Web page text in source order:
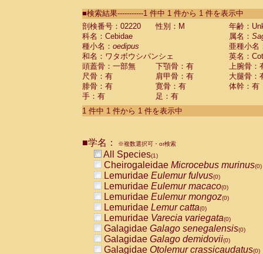
CebidaeSaguinus labiatus(0)
Cebidae Saguinus leucopus (0)
Cebidae
Cebidae
CebidaeSaguinus nigricollis (0)
Cebidae Saguinus oedipus
Cebidae Saguinus weddelli
Cebidae Saguinusspp.
Cebidae Aotus trivirgatus
Cebidae Cebus albifrons
CebidaeCebus nigrivittatus
CebidaeCebus
CebidaeSaimiri boliviensis(0)
CebidaeSaimiri sciureus(0)
AtelidaeAlouatta caraya(0)
AtelidaeAlouatta fusca(0)
AtelidaeAlouatta seniculus
AtelidaeAlouattaspp.(0)
AtelidaeAteles belzebuth(0)
AtelidaeAteles geoffroyi(0)
AtelidaeAteles paniscus(0)
■検索結果-----------1 件中 1 件から 1 件を表示中
剖検番号：02220
性別：M
年齢：
科名：Cebidae
属名：
種小名： oedipus
亜種小名
和名：ワタボウシパンシェ
英名：
頭蓋骨：一部無
下顎骨：有
上腕骨：
尺骨：有
肩甲骨：有
大腿骨：
腓骨：有
寛骨：有
体幹：有
手：有
足：有
1 件中 1 件から 1 件を表示中
■学名： ※複数選択可・or検索
All Species(1)
Cheirogaleidae Microcebus murinus(0)
Lemuridae Eulemur fulvus(0)
Lemuridae Eulemur macaco(0)
Lemuridae Eulemur mongoz(0)
Lemuridae Lemur catta(0)
Lemuridae Varecia variegata(0)
Galagidae Galago senegalensis(0)
Galagidae Galago demidovii(0)
Galagidae Otolemur crassicaudatus(0)